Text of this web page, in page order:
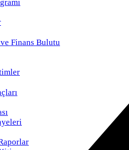
Finans Bulutu